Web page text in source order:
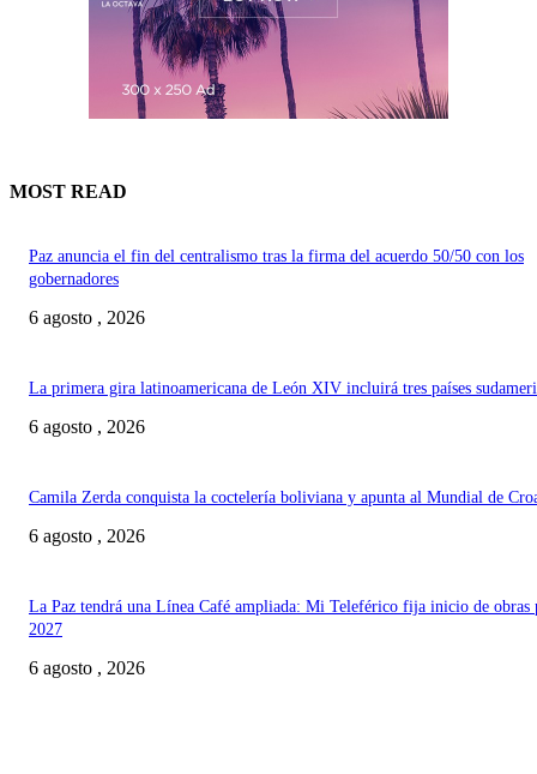
MOST READ
Paz anuncia el fin del centralismo tras la firma del acuerdo 50/50 con los
gobernadores
6 agosto , 2026
La primera gira latinoamericana de León XIV incluirá tres países
6 agosto , 2026
Camila Zerda conquista la coctelería boliviana y apunta al Mundial de
6 agosto , 2026
La Paz tendrá una Línea Café ampliada: Mi Teleférico fija inicio de obras
2027
6 agosto , 2026